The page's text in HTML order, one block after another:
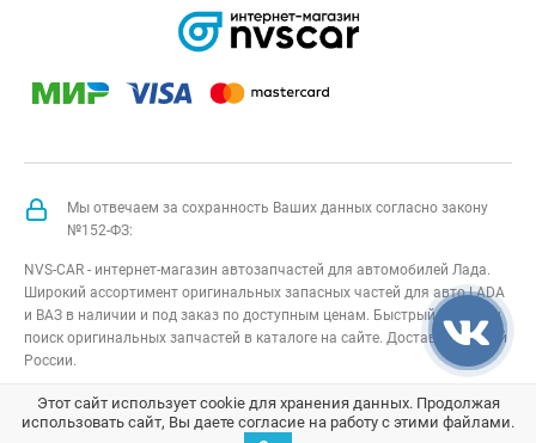
Мы отвечаем за сохранность Ваших данных согласно закону
№152-ФЗ:
NVS-CAR - интернет-магазин автозапчастей для автомобилей Лада.
Широкий ассортимент оригинальных запасных частей для авто LADA
и ВАЗ в наличии и под заказ по доступным ценам. Быстрый подбор и
поиск оригинальных запчастей в каталоге на сайте. Доставка по всей
России.
NVS-CAR© 2014 –2026Все права защищеныкарта сайта;
Договор оферта; Политика конфиденциальности
Этот сайт использует cookie для хранения данных. Продолжая
использовать сайт, Вы даете согласие на работу с этими файлами.